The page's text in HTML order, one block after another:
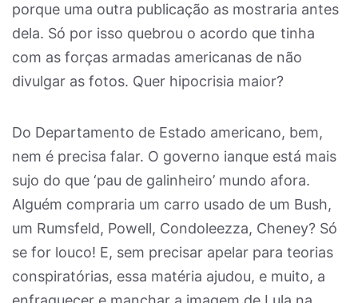
porque uma outra publicação as mostraria antes
dela. Só por isso quebrou o acordo que tinha
com as forças armadas americanas de não
divulgar as fotos. Quer hipocrisia maior?
Do Departamento de Estado americano, bem,
nem é precisa falar. O governo ianque está mais
sujo do que ‘pau de galinheiro’ mundo afora.
Alguém compraria um carro usado de um Bush,
um Rumsfeld, Powell, Condoleezza, Cheney? Só
se for louco! E, sem precisar apelar para teorias
conspiratórias, essa matéria ajudou, e muito, a